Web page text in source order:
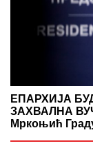
ЕПАРХИЈА
ЗАХВАЛНА
Мркоњић